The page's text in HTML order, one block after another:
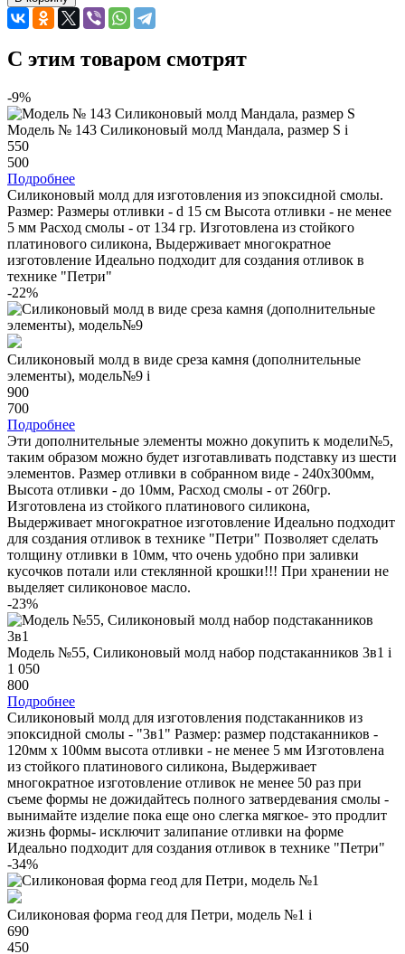
C этим товаром смотрят
-9%
Модель № 143 Силиконовый молд Мандала, размер S i
550
500
Подробнее
Силиконовый молд для изготовления из эпоксидной смолы.
Размер: Размеры отливки - d 15 см Высота отливки - не менее
5 мм Расход смолы - от 134 гр. Изготовлена из стойкого
платинового силикона, Выдерживает многократное
изготовление Идеально подходит для создания отливок в
технике "Петри"
-22%
Силиконовый молд в виде среза камня (дополнительные
элементы), модель№9 i
900
700
Подробнее
Эти дополнительные элементы можно докупить к модели№5,
таким образом можно будет изготавливать подставку из шести
элементов. Размер отливки в собранном виде - 240х300мм,
Высота отливки - до 10мм, Расход смолы - от 260гр.
Изготовлена из стойкого платинового силикона,
Выдерживает многократное изготовление Идеально подходит
для создания отливок в технике "Петри" Позволяет сделать
толщину отливки в 10мм, что очень удобно при заливки
кусочков потали или стеклянной крошки!!! При хранении не
выделяет силиконовое масло.
-23%
Модель №55, Силиконовый молд набор подстаканников 3в1 i
1 050
800
Подробнее
Силиконовый молд для изготовления подстаканников из
эпоксидной смолы - "3в1" Размер: размер подстаканников -
120мм х 100мм высота отливки - не менее 5 мм Изготовлена
из стойкого платинового силикона, Выдерживает
многократное изготовление отливок не менее 50 раз при
съеме формы не дожидайтесь полного затвердевания смолы -
вынимайте изделие пока еще оно слегка мягкое- это продлит
жизнь формы- исключит залипание отливки на форме
Идеально подходит для создания отливок в технике "Петри"
-34%
Силиконовая форма геод для Петри, модель №1 i
690
450